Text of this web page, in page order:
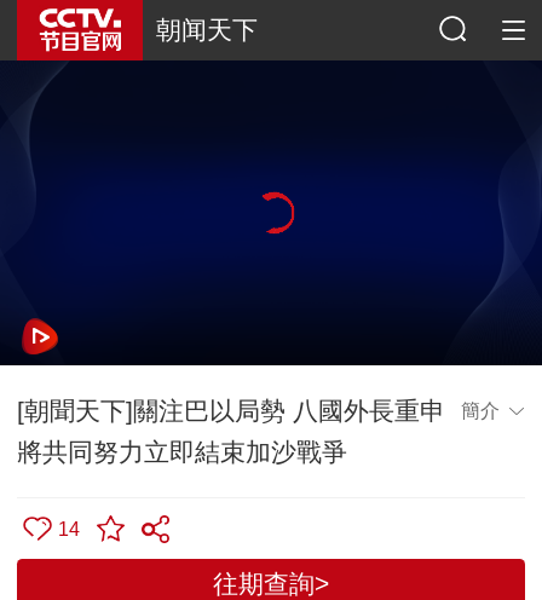
朝闻天下
[朝聞天下]關注巴以局勢 八國外長重申
將共同努力立即結束加沙戰爭
簡介
14
往期查詢>